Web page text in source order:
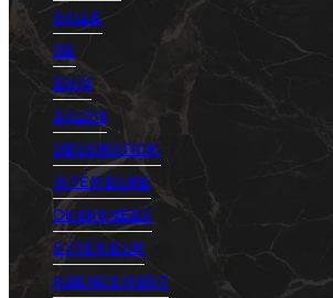
SALLE
DE
BAIN
SALON
DÉCORATION
INTÉRIEURE
CHEMINÉES
EXTÉRIEUR
AGENCEMENT